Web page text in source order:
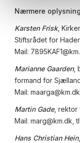
Nærmere
Karsten Frisk,
Stiftsrådet for
Mail:
Marianne Gaarden,
formand for
Mail: maarga@km.dk
Martin Gade, rektor
Mail: marg@km.dk,
Hans Christian Hein